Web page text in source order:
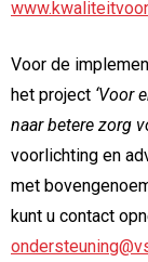
Voor de
het project ‘Voor
naar betere zorg
voorlichting en
met
kunt u contact